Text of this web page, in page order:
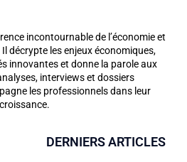
incontournable de l’économie et
décrypte les enjeux économiques,
innovantes et donne la parole aux
interviews et dossiers
les professionnels dans leur
DERNIERS ARTICLES